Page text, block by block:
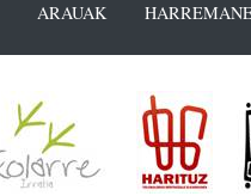
ARAUAK